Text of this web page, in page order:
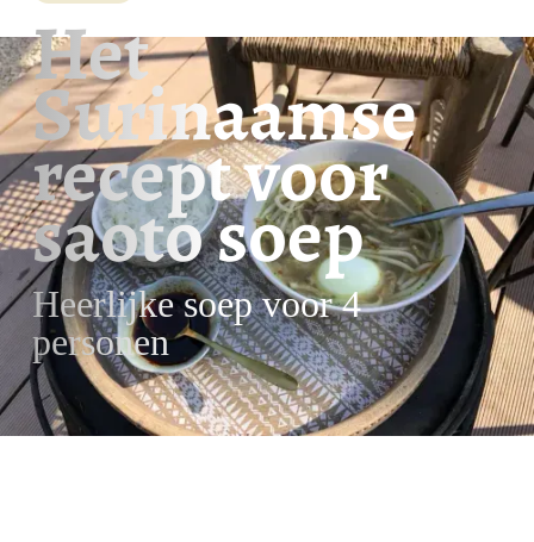
Het
Surinaamse
recept voor
saoto soep
Heerlijke soep voor 4
personen